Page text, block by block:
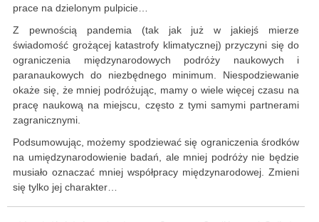
prace na dzielonym pulpicie…
Z pewnością pandemia (tak jak już w jakiejś mierze
świadomość grożącej katastrofy klimatycznej) przyczyni się do
ograniczenia międzynarodowych podróży naukowych i
paranaukowych do niezbędnego minimum. Niespodziewanie
okaże się, że mniej podróżując, mamy o wiele więcej czasu na
pracę naukową na miejscu, często z tymi samymi partnerami
zagranicznymi.
Podsumowując, możemy spodziewać się ograniczenia środków
na umiędzynarodowienie badań, ale mniej podróży nie będzie
musiało oznaczać mniej współpracy międzynarodowej. Zmieni
się tylko jej charakter…